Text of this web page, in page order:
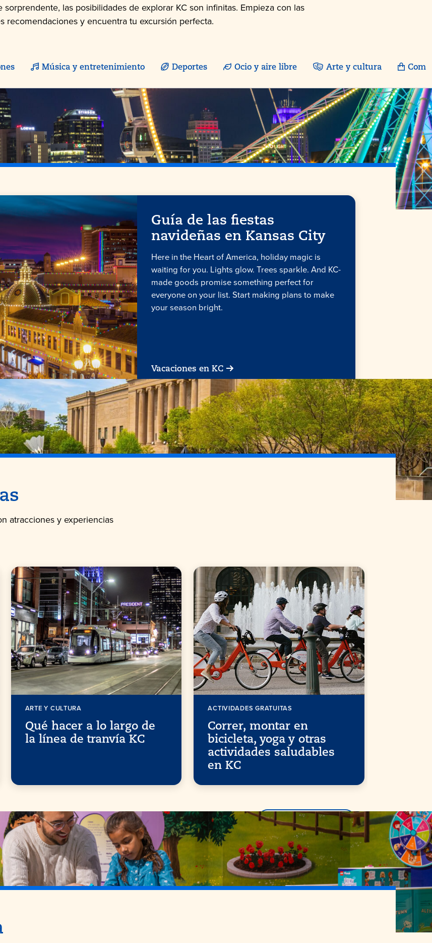
las posibilidades de explorar KC son infinitas. Empieza con las
recomendaciones y encuentra tu excursión perfecta.
Música y entretenimiento Deportes Ocio y aire libre Arte y cultura
Guía de las fiestas
navideñas en Kansas City
Here in the Heart of America, holiday magic is
waiting for you. Lights glow. Trees sparkle. And KC-
made goods promise something perfect for
everyone on your list. Start making plans to make
your season bright.
Vacaciones en KC
atracciones y experiencias
ARTE Y CULTURA
Qué hacer a lo largo de
la línea de tranvía KC
ACTIVIDADES GRATUITAS
Correr, montar en
bicicleta, yoga y otras
actividades saludables
en KC
Más información